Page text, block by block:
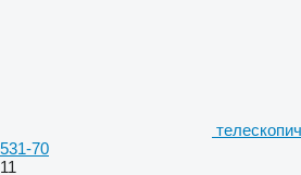
531-70
11